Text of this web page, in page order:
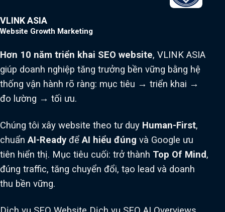
VLINK ASIA
Website Growth Marketing
Hơn 10 năm triển khai SEO website, VLINK ASIA
giúp doanh nghiệp tăng trưởng bền vững bằng hệ
thống vận hành rõ ràng: mục tiêu → triển khai →
đo lường → tối ưu.
Chúng tôi xây website theo tư duy Human-First,
chuẩnAI-Ready đểAI hiểu đúng và Google ưu
tiên hiển thị. Mục tiêu cuối: trở thành Top Of Mind,
đúng traffic, tăng chuyển đổi, tạo lead và doanh
thu bền vững.